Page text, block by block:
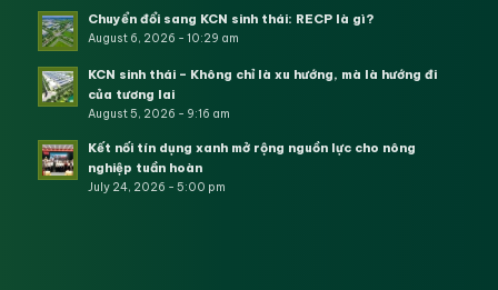
Chuyển đổi sang KCN sinh thái: RECP là gì?
August 6, 2026 - 10:29 am
KCN sinh thái – Không chỉ là xu hướng, mà là hướng đi
của tương lai
August 5, 2026 - 9:16 am
Kết nối tín dụng xanh mở rộng nguồn lực cho nông
nghiệp tuần hoàn
July 24, 2026 - 5:00 pm